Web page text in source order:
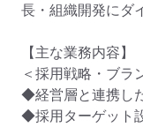
長・組織開発にダ
【主な業務内容】
＜採用戦略・ブラ
◆経営層と連携し
◆採用ターゲット